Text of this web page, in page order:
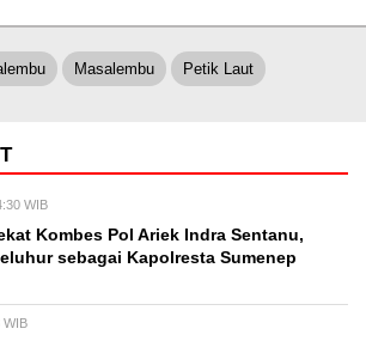
Masalembu Petik Laut
WIB
Kombes Pol Ariek Indra Sentanu,
sebagai Kapolresta Sumenep
WIB